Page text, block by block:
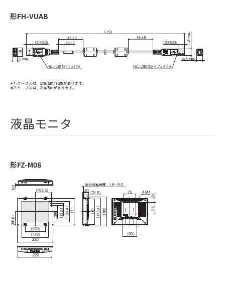
形FH-VUAB
液晶モニタ
形FZ-M08